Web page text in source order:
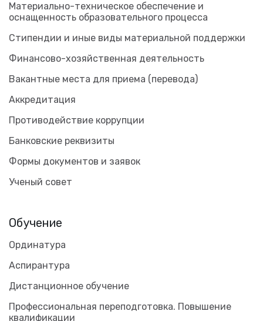
Материально-техническое обеспечение и
оснащенность образовательного процесса
Стипендии и иные виды материальной поддержки
Финансово-хозяйственная деятельность
Вакантные места для приема (перевода)
Аккредитация
Противодействие коррупции
Банковские реквизиты
Формы документов и заявок
Ученый совет
Обучение
Ординатура
Аспирантура
Дистанционное обучение
Профессиональная переподготовка. Повышение
квалификации